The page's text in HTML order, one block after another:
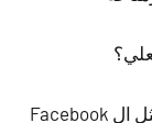
نعمل في تحديث التطبيقات بكافة أنواعها مثل ال Facebook